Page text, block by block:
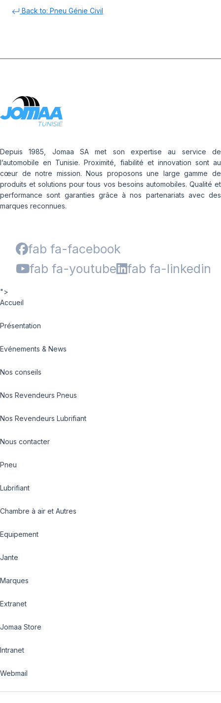
Back to: Pneu Génie Civil
Depuis 1985, Jomaa SA met son expertise au service de
l’automobile en Tunisie. Proximité, fiabilité et innovation sont au
cœur de notre mission. Nous proposons une large gamme de
produits et solutions pour tous vos besoins automobiles. Qualité et
performance sont garanties grâce à nos partenariats avec des
marques reconnues.
fab fa-facebook
fab fa-youtube
fab fa-linkedin
">
Accueil
Présentation
Evénements & News
Nos conseils
Nos Revendeurs Pneus
Nos Revendeurs Lubrifiant
Nous contacter
Pneu
Lubrifiant
Chambre à air et Autres
Equipement
Jante
Marques
Extranet
Jomaa Store
Intranet
Webmail